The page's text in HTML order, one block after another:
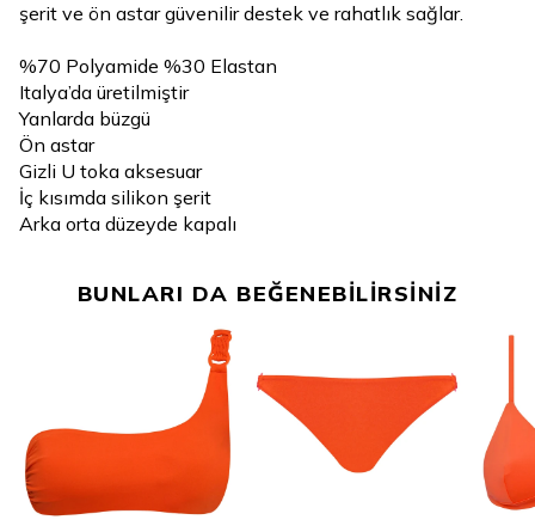
şerit ve ön astar güvenilir destek ve rahatlık sağlar.
%70 Polyamide %30 Elastan
Italya’da üretilmiştir
Yanlarda büzgü
Ön astar
Gizli U toka aksesuar
İç kısımda silikon şerit
Arka orta düzeyde kapalı
BUNLARI DA BEĞENEBİLİRSİNİZ